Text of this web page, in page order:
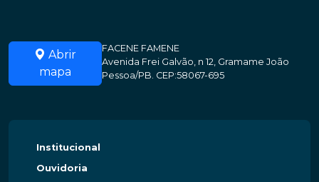
Abrir
mapa
FACENE FAMENE
Avenida Frei Galvão, n 12, Gramame João
Pessoa/PB. CEP:58067-695
Institucional
Ouvidoria